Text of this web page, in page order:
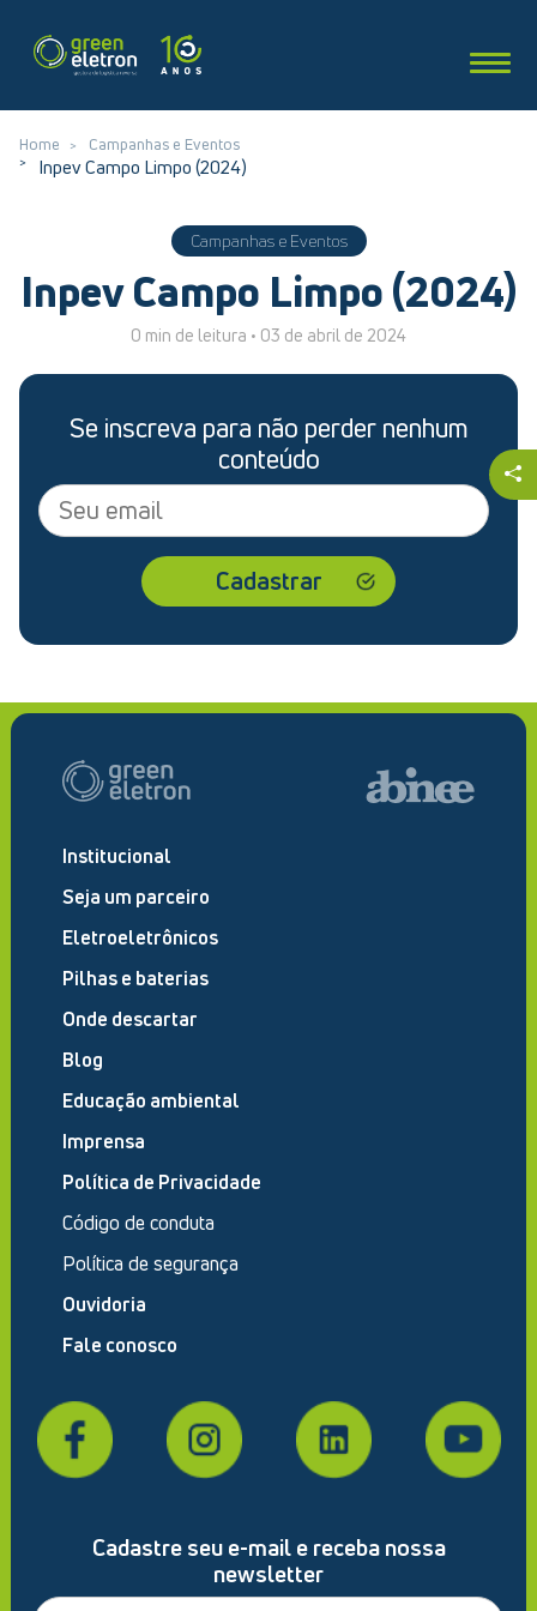
Home Campanhas e Eventos
Inpev Campo Limpo (2024)
Campanhas e Eventos
Inpev Campo Limpo (2024)
0 min de leitura • 03 de abril de 2024
Se inscreva para não perder nenhum
conteúdo
Institucional
Seja um parceiro
Eletroeletrônicos
Pilhas e baterias
Onde descartar
Blog
Educação ambiental
Imprensa
Política de Privacidade
Código de conduta
Política de segurança
Ouvidoria
Fale conosco
Cadastre seu e-mail e receba nossa
newsletter